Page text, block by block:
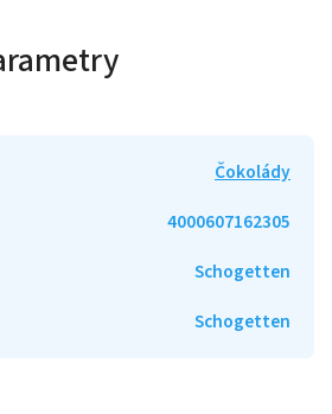
Čokolády
4000607162305
Schogetten
Schogetten